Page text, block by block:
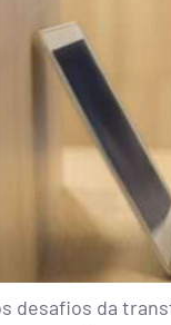
desafios da